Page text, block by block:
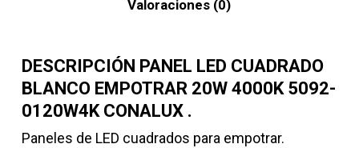
Valoraciones (0)
DESCRIPCIÓN PANEL LED CUADRADO
BLANCO EMPOTRAR 20W 4000K 5092-
0120W4K CONALUX .
Paneles de LED cuadrados para empotrar.